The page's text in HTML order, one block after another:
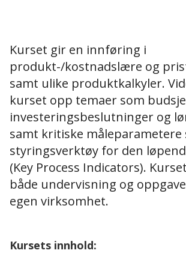
Kurset gir en innføring i
produkt-/kostnadslære og
samt ulike produktkalkyler.
kurset opp temaer som
investeringsbeslutninger og
samt kritiske måleparametere
styringsverktøy for den
(Key Process Indicators).
både undervisning og
egen virksomhet.
Kursets innhold: